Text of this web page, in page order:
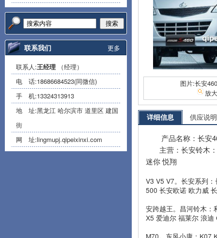
搜索
更多
联系我们
联系人:王经理 （经理）
电 话:18686684523(同微信)
手 机:13324313913
地 址:黑龙江 哈尔滨市 道里区 建国
街
网 址:lingmupj.qipeixinxi.com
图片:长安
放
详细信息 供应说明
产品名称：长安
主营：长安铃木
迷你 悦翔
V3 V5 V7。长安系列
500 长安欧诺 欧力威
安跨越王。昌河铃木：
X5 爱迪尔 福莱尔 浪
M70。东风小康：K07